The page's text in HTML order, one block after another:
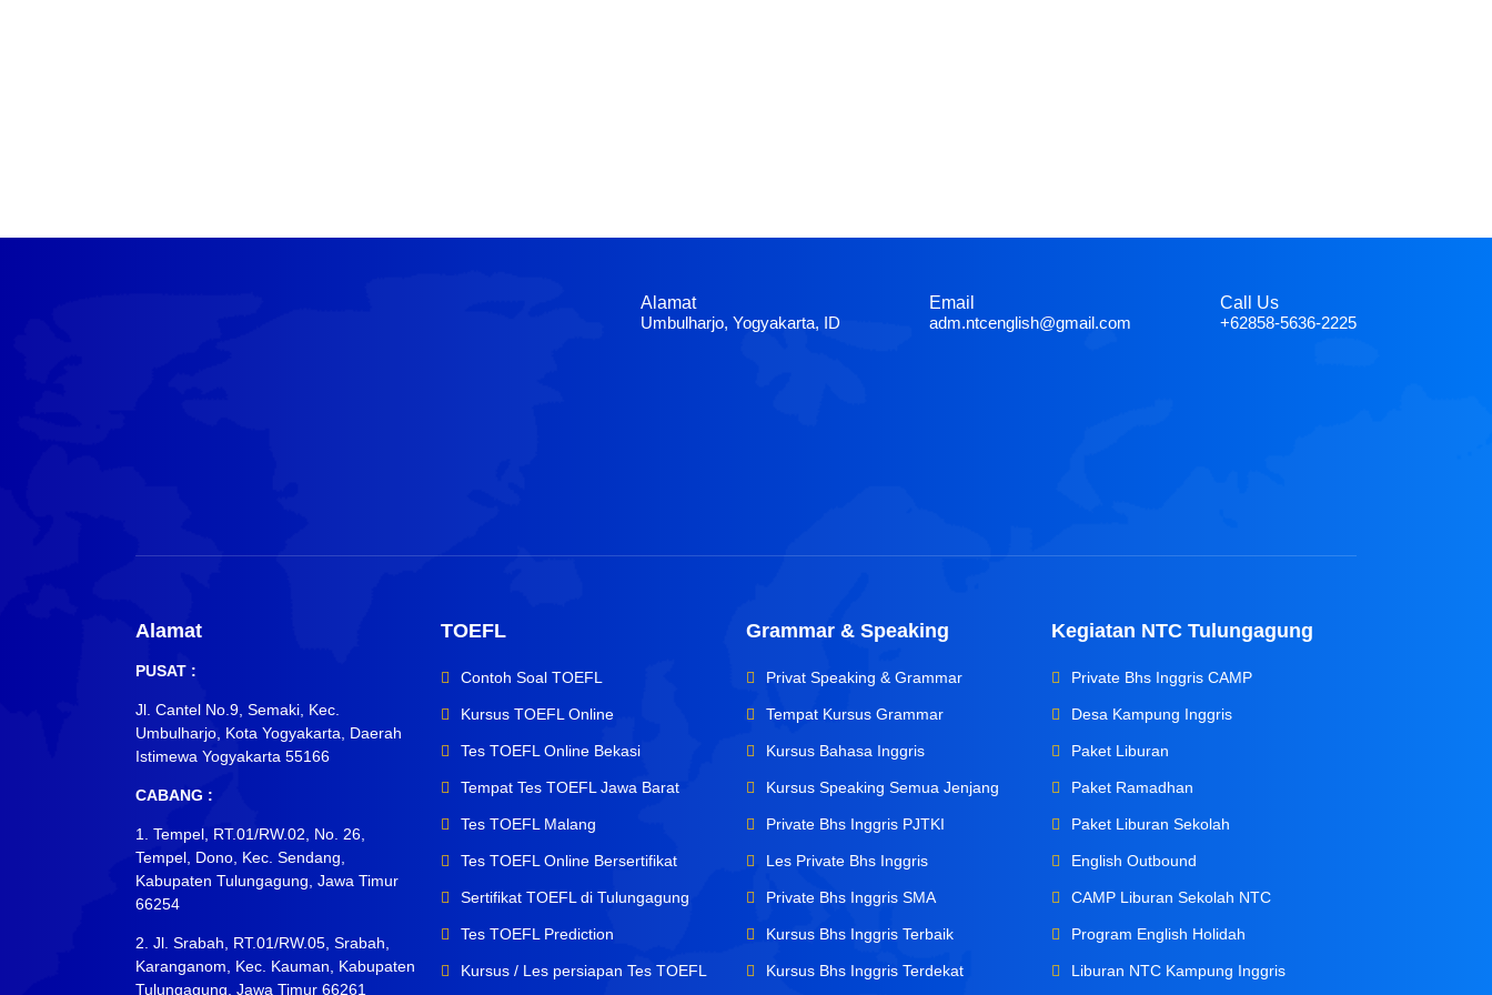
Alamat
Umbulharjo, Yogyakarta, ID
Email
adm.ntcenglish@gmail.com
Call Us
+62858-5636-2225
Alamat
PUSAT :
Jl. Cantel No.9, Semaki, Kec.
Umbulharjo, Kota Yogyakarta, Daerah
Istimewa Yogyakarta 55166
CABANG :
1. Tempel, RT.01/RW.02, No. 26,
Tempel, Dono, Kec. Sendang,
Kabupaten Tulungagung, Jawa Timur
66254
2. Jl. Srabah, RT.01/RW.05, Srabah,
Karanganom, Kec. Kauman, Kabupaten
Tulungagung, Jawa Timur 66261
TOEFL
Contoh Soal TOEFL
Kursus TOEFL Online
Tes TOEFL Online Bekasi
Tempat Tes TOEFL Jawa Barat
Tes TOEFL Malang
Tes TOEFL Online Bersertifikat
Sertifikat TOEFL di Tulungagung
Tes TOEFL Prediction
Kursus / Les persiapan Tes TOEFL
Grammar & Speaking
Privat Speaking & Grammar
Tempat Kursus Grammar
Kursus Bahasa Inggris
Kursus Speaking Semua Jenjang
Private Bhs Inggris PJTKI
Les Private Bhs Inggris
Private Bhs Inggris SMA
Kursus Bhs Inggris Terbaik
Kursus Bhs Inggris Terdekat
Kegiatan NTC Tulungagung
Private Bhs Inggris CAMP
Desa Kampung Inggris
Paket Liburan
Paket Ramadhan
Paket Liburan Sekolah
English Outbound
CAMP Liburan Sekolah NTC
Program English Holidah
Liburan NTC Kampung Inggris